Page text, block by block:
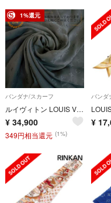
1%還元
バンダナ/スカーフ
ルイヴィトン LOUIS VUITTON スカーフ モノグラム ネイビー
¥ 34,900
349円相当還元 (1%)
バンダ
¥